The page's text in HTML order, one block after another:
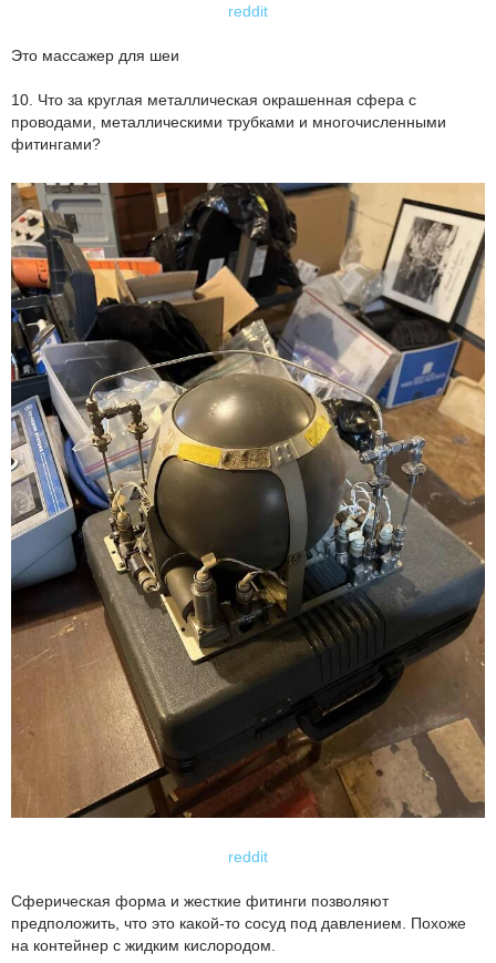
reddit
Это массажер для шеи
10. Что за круглая металлическая окрашенная сфера с
проводами, металлическими трубками и многочисленными
фитингами?
reddit
Сферическая форма и жесткие фитинги позволяют
предположить, что это какой-то сосуд под давлением. Похоже
на контейнер с жидким кислородом.